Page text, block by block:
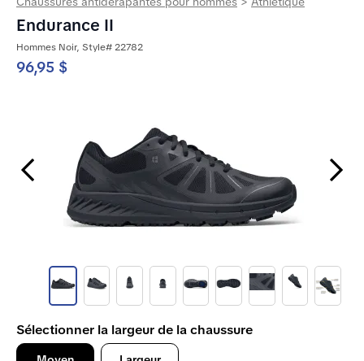
Endurance II
Hommes Noir, Style# 22782
96,95 $
Previous Slide Next Slide
Sélectionner la largeur de la chaussure